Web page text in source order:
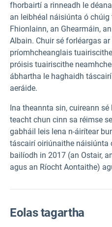
fhorbairtí a rinneadh le
an leibhéal náisiúnta ó chúig
Fhionlainn, an Ghearmáin,
Albain. Chuir sé forléargas
príomhcheanglais
próisis tuairiscithe
ábhartha le haghaidh
aeráide.
Ina theannta sin, cuireann
teacht chun cinn sa réimse
gabháil leis lena n-áirítear
táscairí oiriúnaithe náisiúnta
bailíodh in 2017 (an Ostair,
agus an Ríocht Aontaithe)
Eolas tagartha